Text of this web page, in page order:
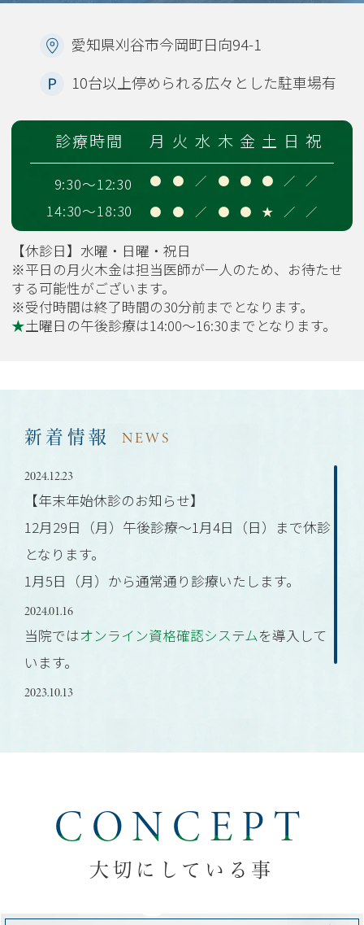
愛知県刈谷市今岡町日向94-1
10台以上停められる広々とした駐車場有
診療時間 月 火 水 木 金 土 日 祝
9:30～12:30 ● ● ／ ● ● ● ／ ／
14:30～18:30 ● ● ／ ● ● ★ ／ ／
【休診日】水曜・日曜・祝日
※平日の月火木金は担当医師が一人のため、お待たせ
する可能性がございます。
※受付時間は終了時間の30分前までとなります。
★土曜日の午後診療は14:00～16:30までとなります。
新着情報 NEWS
2024.12.23
【年末年始休診のお知らせ】
12月29日（月）午後診療～1月4日（日）まで休診
となります。
1月5日（月）から通常通り診療いたします。
2024.01.16
当院ではオンライン資格確認システムを導入して
います。
2023.10.13
CONCEPT
大切にしている事